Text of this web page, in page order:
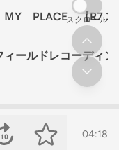
04:18
Y PLACE 【R7.3
ールドレコーディ
スクロール